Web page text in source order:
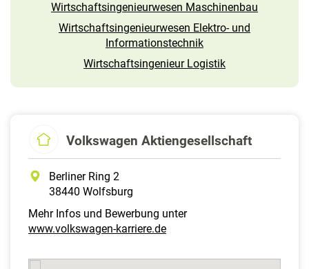
Wirtschaftsingenieurwesen Maschinenbau
Wirtschaftsingenieurwesen Elektro- und
Informations­technik
Wirtschaftsingenieur Logistik
Volkswagen Aktiengesellschaft
Berliner Ring 2
38440 Wolfsburg
Mehr Infos und Bewerbung unter
www.volkswagen-karriere.de